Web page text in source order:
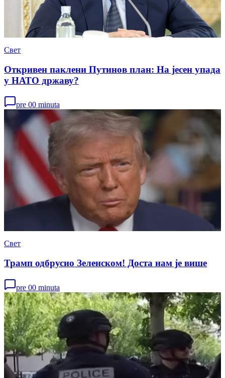
Свет
Откривен паклени Путинов план: На јесен упада
у НАТО државу?
pre 00 minuta
Свет
Трамп одбрусио Зеленском! Доста нам је више
pre 00 minuta